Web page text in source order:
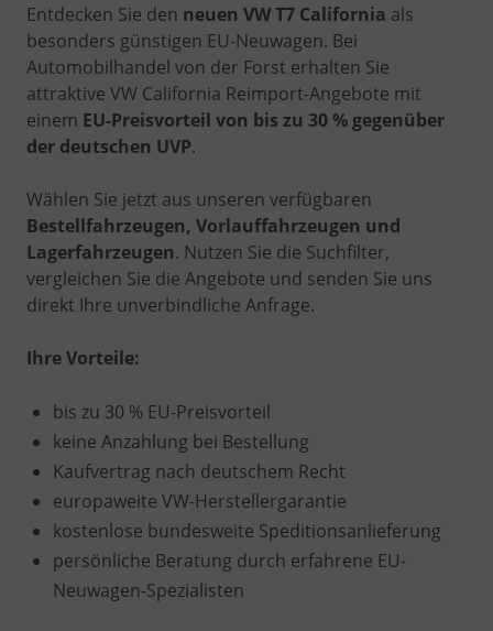
Entdecken Sie den neuen VW T7 California als
besonders günstigen EU-Neuwagen. Bei
Automobilhandel von der Forst erhalten Sie
attraktive VW California Reimport-Angebote mit
einem EU-Preisvorteil von bis zu 30 % gegenüber
der deutschen UVP.
Wählen Sie jetzt aus unseren verfügbaren
Bestellfahrzeugen, Vorlauffahrzeugen und
Lagerfahrzeugen. Nutzen Sie die Suchfilter,
vergleichen Sie die Angebote und senden Sie uns
direkt Ihre unverbindliche Anfrage.
Ihre Vorteile:
bis zu 30 % EU-Preisvorteil
keine Anzahlung bei Bestellung
Kaufvertrag nach deutschem Recht
europaweite VW-Herstellergarantie
kostenlose bundesweite Speditionsanlieferung
persönliche Beratung durch erfahrene EU-
Neuwagen-Spezialisten